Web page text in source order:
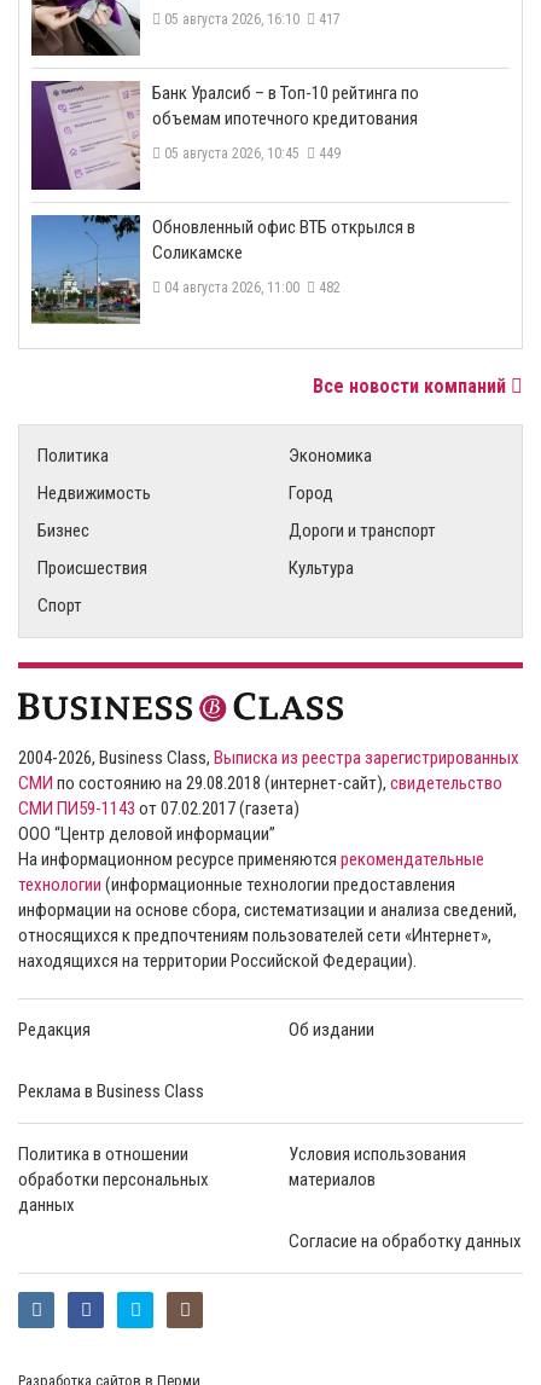
05 августа 2026, 16:10 417
​Банк Уралсиб – в Топ-10 рейтинга по
объемам ипотечного кредитования
05 августа 2026, 10:45 449
​Обновленный офис ВТБ открылся в
Соликамске
04 августа 2026, 11:00 482
Все новости компаний
Политика
Экономика
Недвижимость
Город
Бизнес
Дороги и транспорт
Происшествия
Культура
Спорт
2004-2026, Business Class, Выписка из реестра зарегистрированных
СМИ по состоянию на 29.08.2018 (интернет-сайт), свидетельство
СМИ ПИ59-1143 от 07.02.2017 (газета)
ООО “Центр деловой информации”
На информационном ресурсе применяются рекомендательные
технологии (информационные технологии предоставления
информации на основе сбора, систематизации и анализа сведений,
относящихся к предпочтениям пользователей сети «Интернет»,
находящихся на территории Российской Федерации).
Редакция Об издании
Реклама в Business Class
Политика в отношении
обработки персональных
данных
Условия использования
материалов
Согласие на обработку данных
Разработка сайтов в Перми